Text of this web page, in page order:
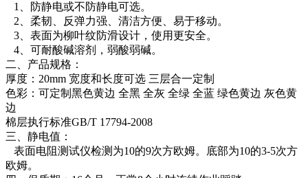
1、防静电或不防静电可选。
2、柔韧、反弹力强、清洁方便、易于移动。
3、表面为柳叶纹防滑设计，使用更安全。
4、可耐酸碱溶剂，弱酸弱碱。
二、产品规格：
厚度：20mm 宽度和长度可选 三层合一定制
色彩：可定制黑色黄边 全黑 全灰 全绿 全蓝 绿色黄边 灰色黄
边
棉层执行标准GB/T 17794-2008
三、静电值：
表面电阻测试仪检测为10的9次方欧姆。底部为10的3-5次方
欧姆。